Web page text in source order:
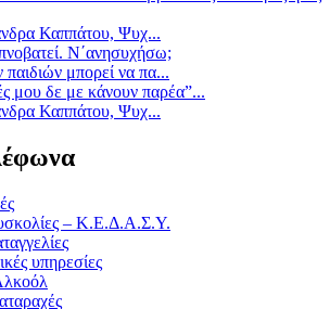
Καππάτου, Ψυχ...
Ν΄ανησυχήσω;
μπορεί να πα...
μου δε με κάνουν παρέα”...
Καππάτου, Ψυχ...
– Κ.Ε.Δ.Α.Σ.Υ.
υπηρεσίες